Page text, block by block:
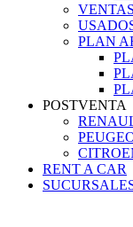
PLAN
POSTVENTA
RENT A CAR